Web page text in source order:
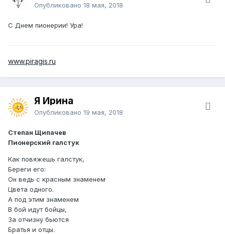
Опубликовано 18 мая, 2018
С Днем пионерии! Ура!
www.piragis.ru
Я Ирина
Опубликовано 19 мая, 2018
Степан Щипачев
Пионерский галстук
Как повяжешь галстук,
Береги его:
Он ведь с красным знаменем
Цвета одного.
А под этим знаменем
В бой идут бойцы,
За отчизну бьются
Братья и отцы.